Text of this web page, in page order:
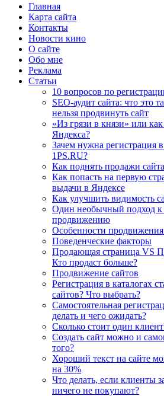
Главная
Карта сайта
Контакты
Новости кино
О сайте
Обо мне
Реклама
Статьи
10 вопросов по
SEO-аудит сайта: что это
нельзя продвинуть сайт
«Из грязи в князи» или
Яндекса?
Зачем нужна регистрация в
1PS.RU?
Как поднять продажи
Как попасть на первую
выдачи в Яндексе
Как улучшить видимость
Один необычный подход к
продвижению
Особенности продвижения
Поведенческие факторы
Продающая страница VS
Кто продаст больше?
Продвижение сайтов
Регистрация в каталогах
сайтов? Что выбрать?
Самостоятельная
делать и чего ожидать?
Сколько стоит один
Создать сайт можно и
того?
Хороший текст на сайте
на 30%
Что делать, если клиенты
ничего не покупают?